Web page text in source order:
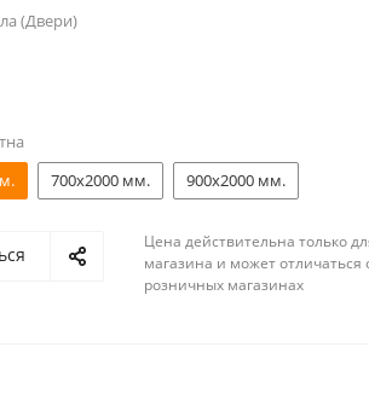
(Двери)
700x2000 мм. 900x2000 мм.
Цена действительна только
магазина и может отличаться
розничных магазинах